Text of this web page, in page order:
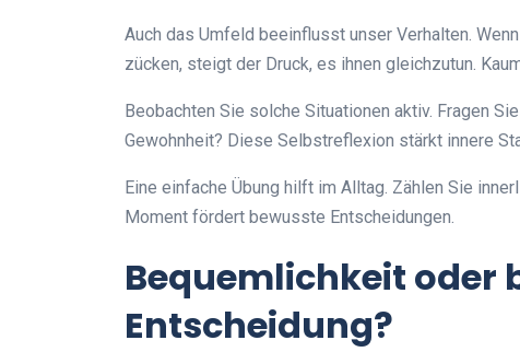
Auch das Umfeld beeinflusst unser Verhalten.
zücken, steigt der Druck, es ihnen gleichzutun.
Beobachten Sie solche Situationen aktiv. Fragen
Gewohnheit? Diese Selbstreflexion stärkt innere
Eine einfache Übung hilft im Alltag. Zählen Sie
Moment fördert bewusste Entscheidungen.
Bequemlichkeit oder
Entscheidung?